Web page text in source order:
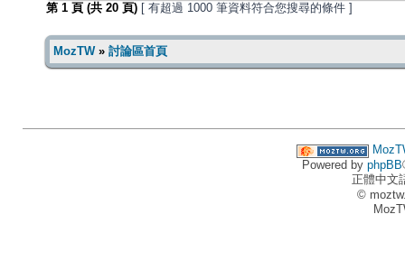
第 1 頁 (共 20 頁) [ 有超過 1000 筆資料符合您搜尋的條件 ]
MozTW» 討論區首頁
Powered by phpBB
正體中文
©